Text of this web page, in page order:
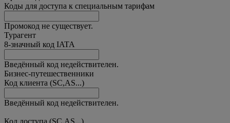
Коды для доступа к специальным тарифам
Промокод не существует.
Турагент
8-значный код IATA
Введённый код недействителен.
Бизнес-путешественники
Код клиента (SC,AS...)
Введённый код недействителен.